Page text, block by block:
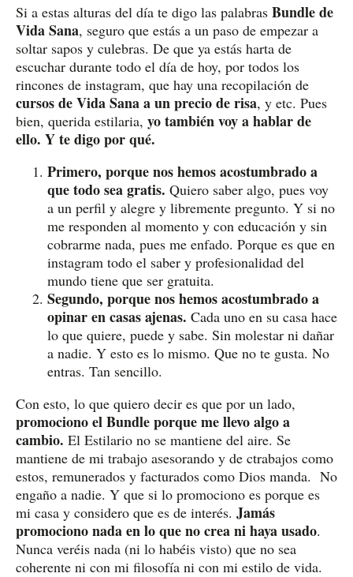
Si a estas alturas del día te digo las palabras Bundle de
Vida Sana, seguro que estás a un paso de empezar a
soltar sapos y culebras. De que ya estás harta de
escuchar durante todo el día de hoy, por todos los
rincones de instagram, que hay una recopilación de
cursos de Vida Sana a un precio de risa, y etc. Pues
bien, querida estilaria, yo también voy a hablar de
ello. Y te digo por qué.
Primero, porque nos hemos acostumbrado a
que todo sea gratis. Quiero saber algo, pues voy
a un perfil y alegre y libremente pregunto. Y si no
me responden al momento y con educación y sin
cobrarme nada, pues me enfado. Porque es que en
instagram todo el saber y profesionalidad del
mundo tiene que ser gratuita.
Segundo, porque nos hemos acostumbrado a
opinar en casas ajenas. Cada uno en su casa hace
lo que quiere, puede y sabe. Sin molestar ni dañar
a nadie. Y esto es lo mismo. Que no te gusta. No
entras. Tan sencillo.
Con esto, lo que quiero decir es que por un lado,
promociono el Bundle porque me llevo algo a
cambio. El Estilario no se mantiene del aire. Se
mantiene de mi trabajo asesorando y de ctrabajos como
estos, remunerados y facturados como Dios manda. No
engaño a nadie. Y que si lo promociono es porque es
mi casa y considero que es de interés. Jamás
promociono nada en lo que no crea ni haya usado.
Nunca veréis nada (ni lo habéis visto) que no sea
coherente ni con mi filosofía ni con mi estilo de vida.